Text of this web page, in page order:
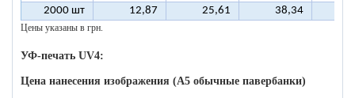
2000 шт
12,87 25,61 38,34
Цены указаны в грн.
УФ-печать UV4:
Цена нанесения изображения (А5 обычные павербанки)